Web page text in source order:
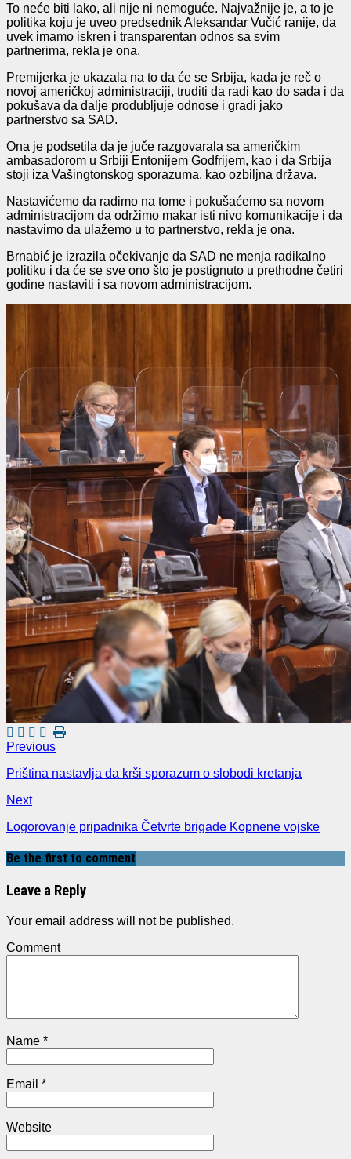
To neće biti lako, ali nije ni nemoguće. Najvažnije je, a to je
politika koju je uveo predsednik Aleksandar Vučić ranije, da
uvek imamo iskren i transparentan odnos sa svim
partnerima, rekla je ona.
Premijerka je ukazala na to da će se Srbija, kada je reč o
novoj američkoj administraciji, truditi da radi kao do sada i da
pokušava da dalje produbljuje odnose i gradi jako
partnerstvo sa SAD.
Ona je podsetila da je juče razgovarala sa američkim
ambasadorom u Srbiji Entonijem Godfrijem, kao i da Srbija
stoji iza Vašingtonskog sporazuma, kao ozbiljna država.
Nastavićemo da radimo na tome i pokušaćemo sa novom
administracijom da održimo makar isti nivo komunikacije i da
nastavimo da ulažemo u to partnerstvo, rekla je ona.
Brnabić je izrazila očekivanje da SAD ne menja radikalno
politiku i da će se sve ono što je postignuto u prethodne četiri
godine nastaviti i sa novom administracijom.
Previous
Priština nastavlja da krši sporazum o slobodi kretanja
Next
Logorovanje pripadnika Četvrte brigade Kopnene vojske
Be the first to comment
Leave a Reply
Your email address will not be published.
Comment
Name *
Email *
Website